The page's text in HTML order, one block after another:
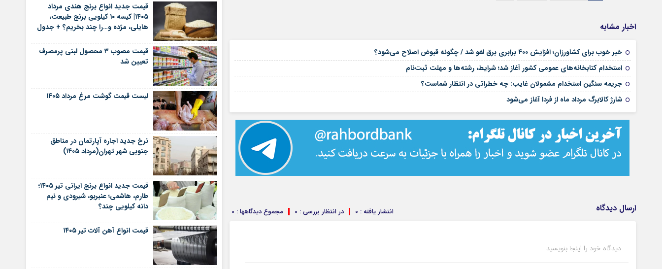
اخبار مشابه
خبر خوب برای کشاورزان؛ افزایش ۴۰۰ برابری برق لغو شد / چگونه قبوض اصلاح می‌شود؟
استخدام کتابخانه‌های عمومی کشور آغاز شد؛ شرایط، رشته‌ها و مهلت ثبت‌نام
جریمه سنگین استخدام مشمولان غایب: چه خطراتی در انتظار شماست؟
شارژ کالابرگ مرداد ماه از فردا آغاز می‌شود
ارسال دیدگاه مجموع دیدگاهها : 0 در انتظار بررسی : 0 انتشار یافته : 0
دیدگاه خود را اینجا بنویسید
قیمت جدید انواع برنج هندی مرداد
۱۴۰۵| کیسه ۱۰ کیلویی برنج طبیعت،
هایلی، مژده و…را چند بخریم؟ + جدول
قیمت مصوب ۳ محصول لبنی پرمصرف
تعیین شد
لیست قیمت گوشت مرغ مرداد ۱۴۰۵
نرخ جدید اجاره آپارتمان در مناطق
جنوبی شهر تهران(مرداد ۱۴۰۵)
قیمت جدید انواع برنج ایرانی تیر ۱۴۰۵؛
طارم، هاشمی؛ عنبربو، شیرودی و نیم
دانه کیلویی چند؟
قیمت انواع آهن آلات تیر ۱۴۰۵